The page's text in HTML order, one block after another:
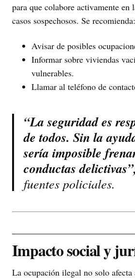
para que colabore activamente en
casos sospechosos. Se recomienda:
Avisar de posibles
Informar sobre viviendas
vulnerables.
Llamar al teléfono de
“La seguridad es
de todos. Sin la
sería imposible
conductas delictivas”,
fuentes policiales.
Impacto social y
La ocupación ilegal no solo